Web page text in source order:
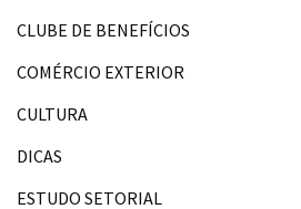
CLUBE DE BENEFÍCIOS
COMÉRCIO EXTERIOR
CULTURA
DICAS
ESTUDO SETORIAL